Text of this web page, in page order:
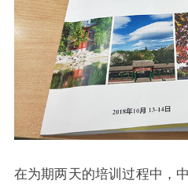
在为期两天的培训过程中，